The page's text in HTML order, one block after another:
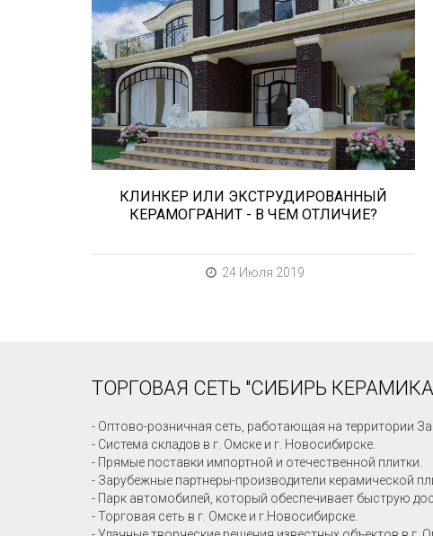
Сегодня «клинкером» называют все
подряд... и напольную плитку и ступени
(фронтальные, угловые) для облицовки
крыльца, фасадную плитку и другие
материалы преимущественно для
экстерьерной отделки домов, зон...
КЛИНКЕР ИЛИ ЭКСТРУДИРОВАННЫЙ
КЕРАМОГРАНИТ - В ЧЕМ ОТЛИЧИЕ?
24 Июля 2019
ТОРГОВАЯ СЕТЬ "СИБИРЬ
- Оптово-розничная сеть, работающая на территории
- Система складов в г. Омске и г. Новосибирске.
- Прямые поставки импортной и отечественной плитки.
- Зарубежные партнеры-производители керамической
- Парк автомобилей, который обеспечивает быструю
- Торговая сеть в г. Омске и г.Новосибирске.